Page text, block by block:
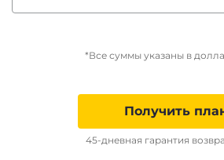
*Все суммы указаны в
Получить
45-дневная гарантия